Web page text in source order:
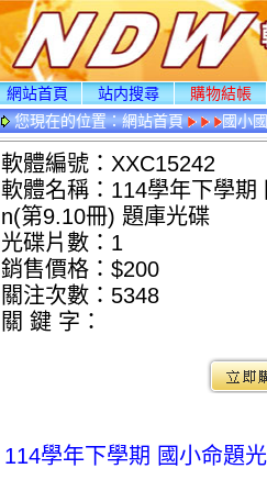
網站首頁 站内搜尋
購物結帳
您現在的位置：網站首頁 國小
軟體編號：XXC15242
軟體名稱：114學年下學
n(第9.10冊) 題庫光碟
光碟片數：1
銷售價格：$200
關注次數： 5348
關 鍵 字：
114學年下學期 國小命題